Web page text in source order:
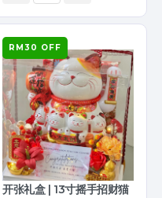
RM30 OFF
开张礼盒 | 13寸摇手招财猫